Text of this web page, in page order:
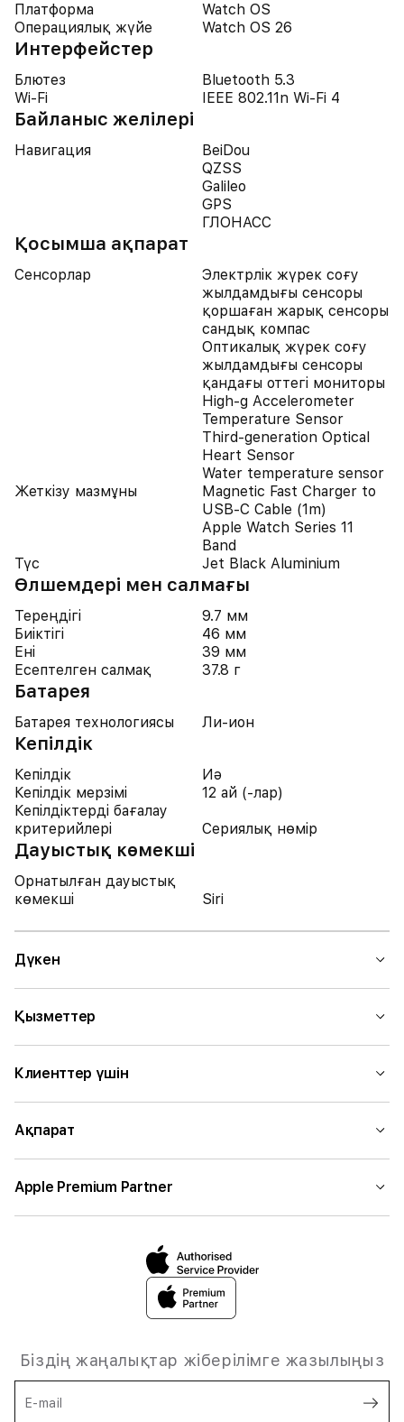
Платформа
Watch OS
Операциялық жүйе
Watch OS 26
Интерфейстер
Блютез
Bluetooth 5.3
Wi-Fi
IEEE 802.11n Wi-Fi 4
Байланыс желілері
Навигация
BeiDou
QZSS
Galileo
GPS
ГЛОНАСС
Қосымша ақпарат
Сенсорлар
Электрлік жүрек соғу
жылдамдығы сенсоры
қоршаған жарық сенсоры
сандық компас
Оптикалық жүрек соғу
жылдамдығы сенсоры
қандағы оттегі мониторы
High-g Accelerometer
Temperature Sensor
Third-generation Optical
Heart Sensor
Water temperature sensor
Жеткізу мазмұны
Magnetic Fast Charger to
USB‑C Cable (1m)
Apple Watch Series 11
Band
Түс
Jet Black Aluminium
Өлшемдері мен салмағы
Тереңдігі
9.7 мм
Биіктігі
46 мм
Ені
39 мм
Есептелген салмақ
37.8 г
Батарея
Батарея технологиясы Ли-ион
Кепілдік
Кепілдік
Иә
Кепілдік мерзімі
12 ай (-лар)
Кепілдіктерді бағалау
критерийлері
Сериялық нөмір
Дауыстық көмекші
Орнатылған дауыстық
көмекші
Siri
Дүкен
Қызметтер
Клиенттер үшін
Ақпарат
Apple Premium Partner
Біздің жаңалықтар жіберілімге жазылыңыз
E-mail